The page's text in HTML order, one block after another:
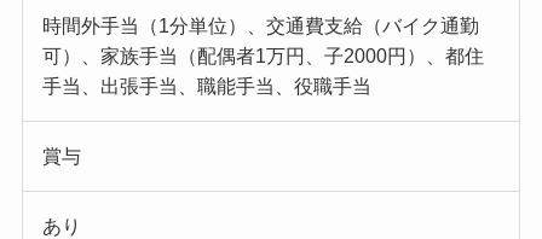
時間外手当（1分単位）、交通費支給（バイク通勤
可）、家族手当（配偶者1万円、子2000円）、都住
手当、出張手当、職能手当、役職手当
賞与
あり